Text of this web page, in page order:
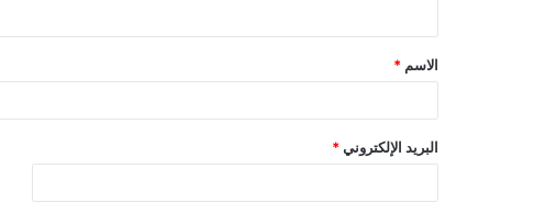
الاسم *
البريد الإلكتروني *